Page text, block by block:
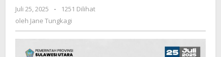
Juli 25, 2025
oleh
Jane
Tungkagi
-
1251 Dilihat
oleh Jane Tungkagi